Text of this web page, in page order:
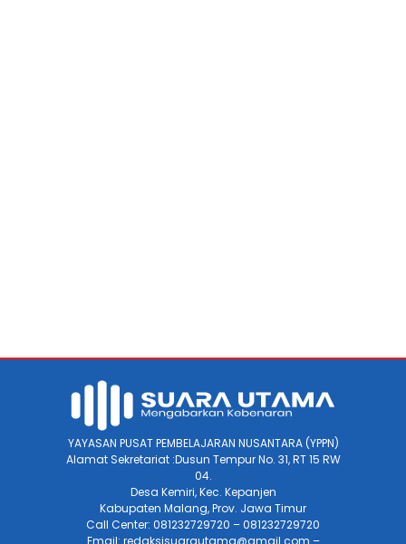
YAYASAN PUSAT PEMBELAJARAN NUSANTARA (YPPN)
Alamat Sekretariat :Dusun Tempur No. 31, RT 15 RW
04.
Desa Kemiri, Kec. Kepanjen
Kabupaten Malang, Prov. Jawa Timur
Call Center: 081232729720 – 081232729720
Email: redaksisuarautama@gmail.com –